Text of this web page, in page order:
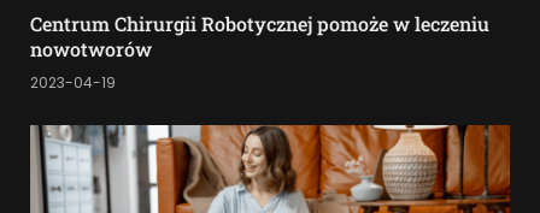
Centrum Chirurgii Robotycznej pomoże w leczeniu
nowotworów
2023-04-19